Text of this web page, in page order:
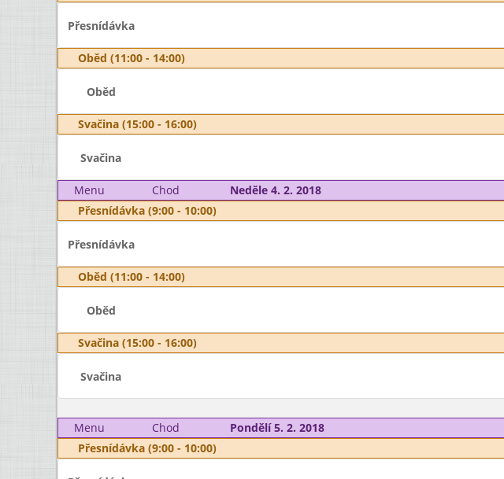
Přesnídávka
Oběd (11:00 - 14:00)
Oběd
Svačina (15:00 - 16:00)
Svačina
Menu Chod
Neděle 4. 2. 2018
Přesnídávka (9:00 - 10:00)
Přesnídávka
Oběd (11:00 - 14:00)
Oběd
Svačina (15:00 - 16:00)
Svačina
Menu
Chod
Pondělí 5. 2. 2018
Přesnídávka (9:00 - 10:00)